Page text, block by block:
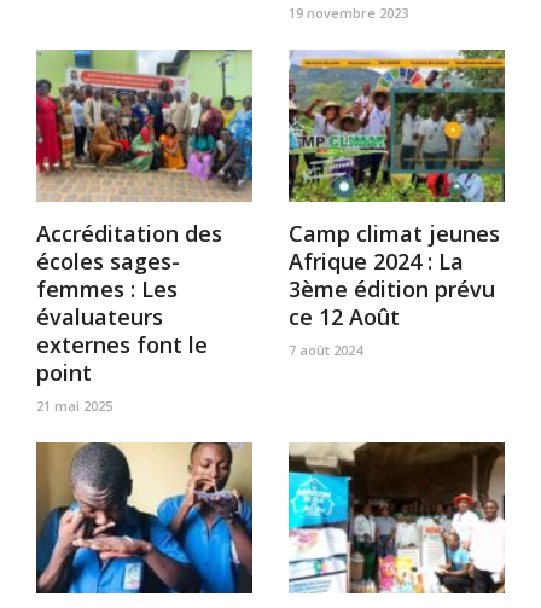
19 novembre 2023
Accréditation des
écoles sages-
femmes : Les
évaluateurs
externes font le
point
21 mai 2025
Camp climat jeunes
Afrique 2024 : La
3ème édition prévu
ce 12 Août
7 août 2024